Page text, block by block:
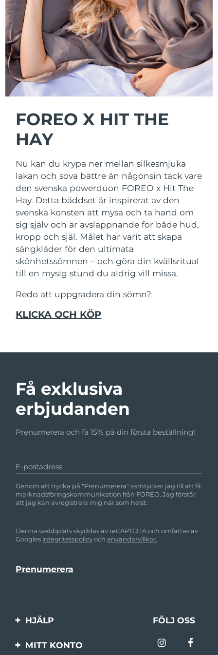
FOREO X HIT THE
HAY
Nu kan du krypa ner mellan silkesmjuka
lakan och sova bättre än någonsin tack vare
den svenska powerduon FOREO x Hit The
Hay. Detta bäddset är inspirerat av den
svenska konsten att mysa och ta hand om
sig själv och är avslappnande för både hud,
kropp och själ. Målet har varit att skapa
sängkläder för den ultimata
skönhetssömnen – och göra din kvällsritual
till en mysig stund du aldrig vill missa.
Redo att uppgradera din sömn?
KLICKA OCH KÖP
For healthy hair
18% PAP
Kosmetika Man
Handla allt
FOREO APP
OM FOREO
Israel Förväntad leverans 8/15/26
Italien Förväntad leverans8/11/26
Japan Förväntad leverans 8/14/26
Jersey Förväntad leverans
Kuwait Förväntad leverans
Libanon Förväntad leverans
Litauen
Luxemburg Förväntad leverans8/11/26
Macao SAR Förväntad leverans8/13/26
Malaysia Förväntad leverans8/14/26
Mexiko
Nederländerna Förväntad leverans8/11/26
Nya Zeeland
Norge
Polen
Portugal Förväntad leverans8/11/26
Qatar Förväntad leverans
Få exklusiva
erbjudanden
Prenumerera och få 15% på din första beställning!
E-postadress
Genom att trycka på "Prenumerera" samtycker jag till att få
marknadsföringskommunikation från FOREO. Jag förstår
att jag kan avregistrera mig när som helst.
Denna webbplats skyddas av reCAPTCHA och omfattas av
Googles integritetspolicyochanvändarvillkor.
HJÄLP
Kontakta oss
FÖLJ OSS
MITT KONTO